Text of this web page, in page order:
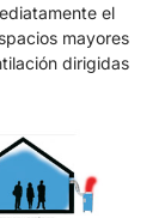
el
mayores
dirigidas